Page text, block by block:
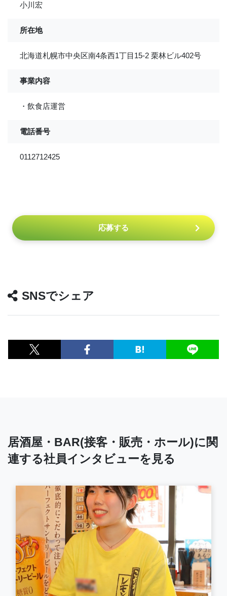
小川宏
所在地
北海道札幌市中央区南4条西1丁目15-2 栗林ビル402号
事業内容
・飲食店運営
電話番号
0112712425
応募する
SNSでシェア
居酒屋・BAR(接客・販売・ホール)に関
連する社員インタビューを見る